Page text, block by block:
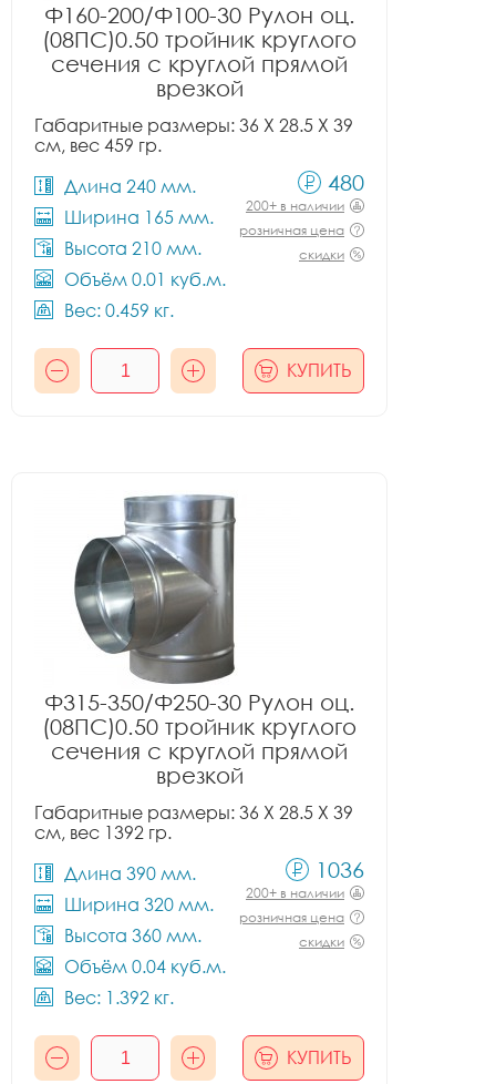
Ф160-200/Ф100-30 Рулон оц.
(08ПС)0.50 тройник круглого
сечения с круглой прямой
врезкой
Габаритные размеры: 36 X 28.5 X 39
см, вес 459 гр.
Длина 240 мм.
Ширина 165 мм.
Высота 210 мм.
Объём 0.01 куб.м.
Вес: 0.459 кг.
480
200+ в наличии
розничная цена
скидки
КУПИТЬ
Ф315-350/Ф250-30 Рулон оц.
(08ПС)0.50 тройник круглого
сечения с круглой прямой
врезкой
Габаритные размеры: 36 X 28.5 X 39
см, вес 1392 гр.
Длина 390 мм.
Ширина 320 мм.
Высота 360 мм.
Объём 0.04 куб.м.
Вес: 1.392 кг.
1036
200+ в наличии
розничная цена
скидки
КУПИТЬ